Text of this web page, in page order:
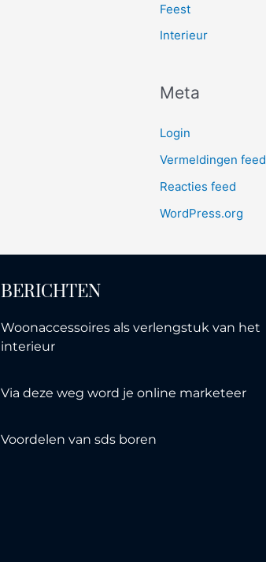
Feest
Interieur
Meta
Login
Vermeldingen feed
Reacties feed
WordPress.org
BERICHTEN
Woonaccessoires als verlengstuk van het
interieur
Via deze weg word je online marketeer
Voordelen van sds boren